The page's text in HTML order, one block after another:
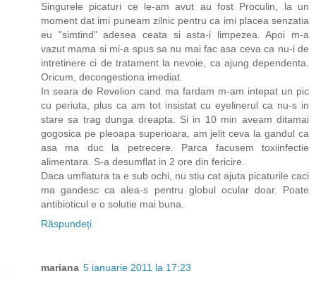
Singurele picaturi ce le-am avut au fost Proculin, la un
moment dat imi puneam zilnic pentru ca imi placea senzatia
eu "simtind" adesea ceata si asta-i limpezea. Apoi m-a
vazut mama si mi-a spus sa nu mai fac asa ceva ca nu-i de
intretinere ci de tratament la nevoie, ca ajung dependenta.
Oricum, decongestiona imediat.
In seara de Revelion cand ma fardam m-am intepat un pic
cu periuta, plus ca am tot insistat cu eyelinerul ca nu-s in
stare sa trag dunga dreapta. Si in 10 min aveam ditamai
gogosica pe pleoapa superioara, am jelit ceva la gandul ca
asa ma duc la petrecere. Parca facusem toxiinfectie
alimentara. S-a desumflat in 2 ore din fericire.
Daca umflatura ta e sub ochi, nu stiu cat ajuta picaturile caci
ma gandesc ca alea-s pentru globul ocular doar. Poate
antibioticul e o solutie mai buna.
Răspundeți
mariana 5 ianuarie 2011 la 17:23